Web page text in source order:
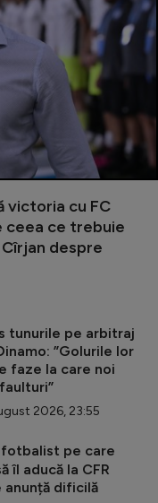
victoria cu FC
ceea ce trebuie
despre
tunurile pe arbitraj
”Golurile lor
faze la care noi
2026, 23:55
fotbalist pe care
îl aducă la CFR
anunță dificilă